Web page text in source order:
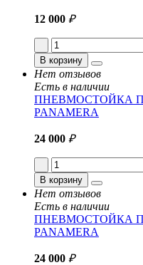
12 000 ₽
В корзину
Нет отзывов
Есть в наличии
ПНЕВМОСТОЙКА
PANAMERA
24 000 ₽
В корзину
Нет отзывов
Есть в наличии
ПНЕВМОСТОЙКА
PANAMERA
24 000 ₽